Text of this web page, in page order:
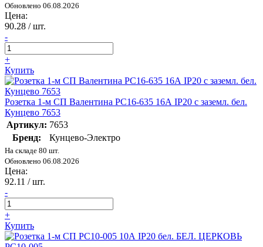
Обновлено 06.08.2026
Цена:
90.28 / шт.
-
+
Купить
Розетка 1-м СП Валентина РС16-635 16А IP20 с заземл. бел.
Кунцево 7653
Артикул: 7653
Бренд:
Кунцево-Электро
На складе 80 шт.
Обновлено 06.08.2026
Цена:
92.11 / шт.
-
+
Купить